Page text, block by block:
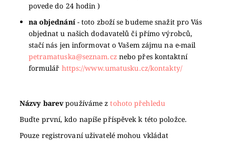
povede do 24 hodin )
na objednání- toto zboží se budeme snažit pro Vás
objednat u našich dodavatelů či přímo výrobců,
stačí nás jen informovat o Vašem zájmu na e-mail
petramatuska@seznam.cznebo přes kontaktní
formulář https://www.umatusku.cz/kontakty/
Názvy barev používáme ztohoto přehledu
Buďte první, kdo napíše příspěvek k této položce.
Pouze registrovaní uživatelé mohou vkládat